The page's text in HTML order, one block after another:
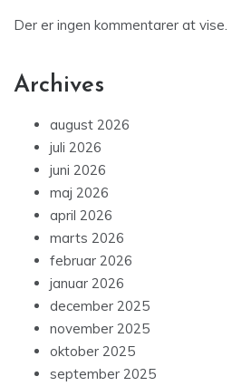
Der er ingen kommentarer at vise.
Archives
august 2026
juli 2026
juni 2026
maj 2026
april 2026
marts 2026
februar 2026
januar 2026
december 2025
november 2025
oktober 2025
september 2025